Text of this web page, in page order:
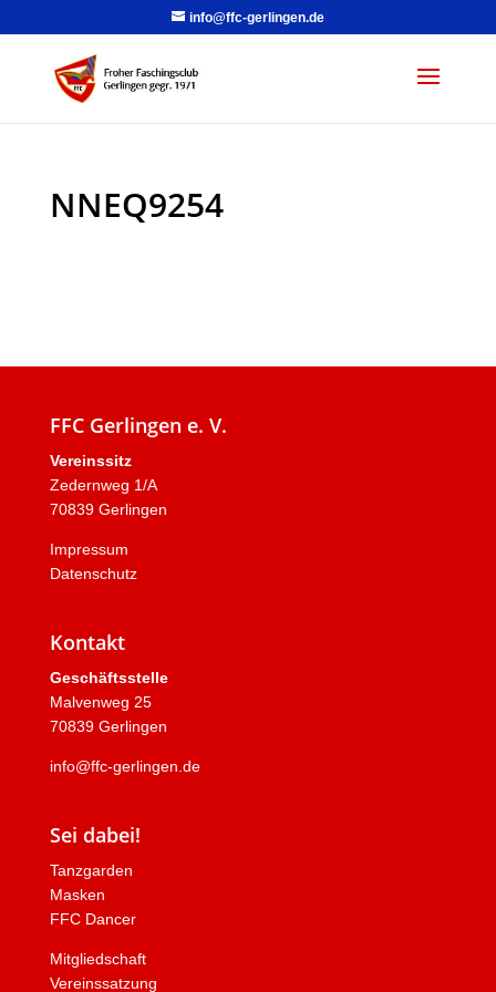
info@ffc-gerlingen.de
NNEQ9254
FFC Gerlingen e. V.
Vereinssitz
Zedernweg 1/A
70839 Gerlingen
Impressum
Datenschutz
Kontakt
Geschäftsstelle
Malvenweg 25
70839 Gerlingen
info@ffc-gerlingen.de
Sei dabei!
Tanzgarden
Masken
FFC Dancer
Mitgliedschaft
Vereinssatzung